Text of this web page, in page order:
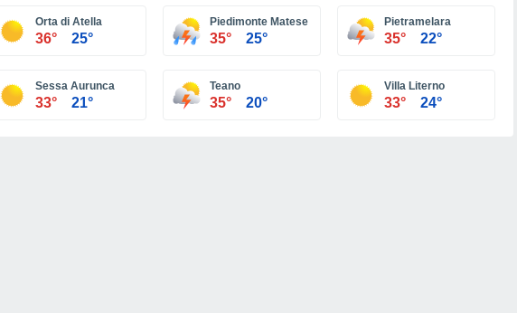
Orta di Atella
36° 25°
Piedimonte Matese
35° 25°
Pietramelara
35° 22°
Sessa Aurunca
33° 21°
Teano
35° 20°
Villa Literno
33° 24°